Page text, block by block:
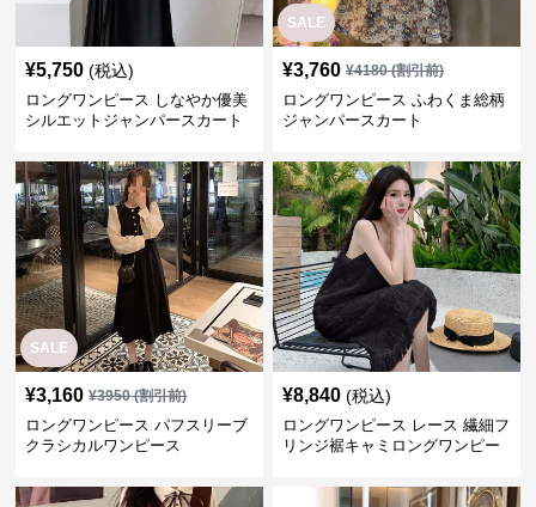
¥5,750 (税込)
ロングワンピース しなやか優美
シルエットジャンパースカート
SALE
¥3,760 ¥4180(割引前)
ロングワンピース ふわくま総柄
ジャンパースカート
SALE
¥3,160 ¥3950(割引前)
ロングワンピース パフスリーブ
クラシカルワンピース
¥8,840 (税込)
ロングワンピース レース 繊細フ
リンジ裾キャミロングワンピー